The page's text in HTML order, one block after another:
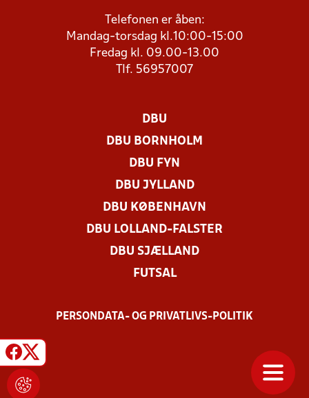
Telefonen er åben:
Mandag-torsdag kl.10:00-15:00
Fredag kl. 09.00-13.00
Tlf. 56957007
DBU
DBU BORNHOLM
DBU FYN
DBU JYLLAND
DBU KØBENHAVN
DBU LOLLAND-FALSTER
DBU SJÆLLAND
FUTSAL
PERSONDATA- OG PRIVATLIVS-POLITIK